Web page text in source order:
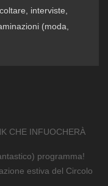
interviste,
(moda,
CHE INFUOCHERÀ
programma!
estiva del Circolo